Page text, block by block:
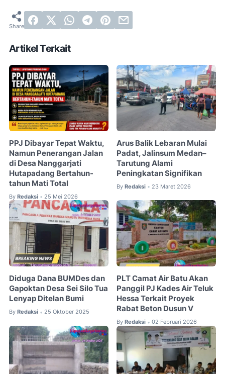
Artikel Terkait
PPJ Dibayar Tepat Waktu,
Namun Penerangan Jalan
di Desa Nanggarjati
Hutapadang Bertahun-
tahun Mati Total
By Redaksi • 25 Mei 2026
Arus Balik Lebaran Mulai
Padat, Jalinsum Medan–
Tarutung Alami
Peningkatan Signifikan
By Redaksi • 23 Maret 2026
Diduga Dana BUMDes dan
Gapoktan Desa Sei Silo Tua
Lenyap Ditelan Bumi
By Redaksi • 25 Oktober 2025
PLT Camat Air Batu Akan
Panggil PJ Kades Air Teluk
Hessa Terkait Proyek
Rabat Beton Dusun V
By Redaksi • 02 Februari 2026